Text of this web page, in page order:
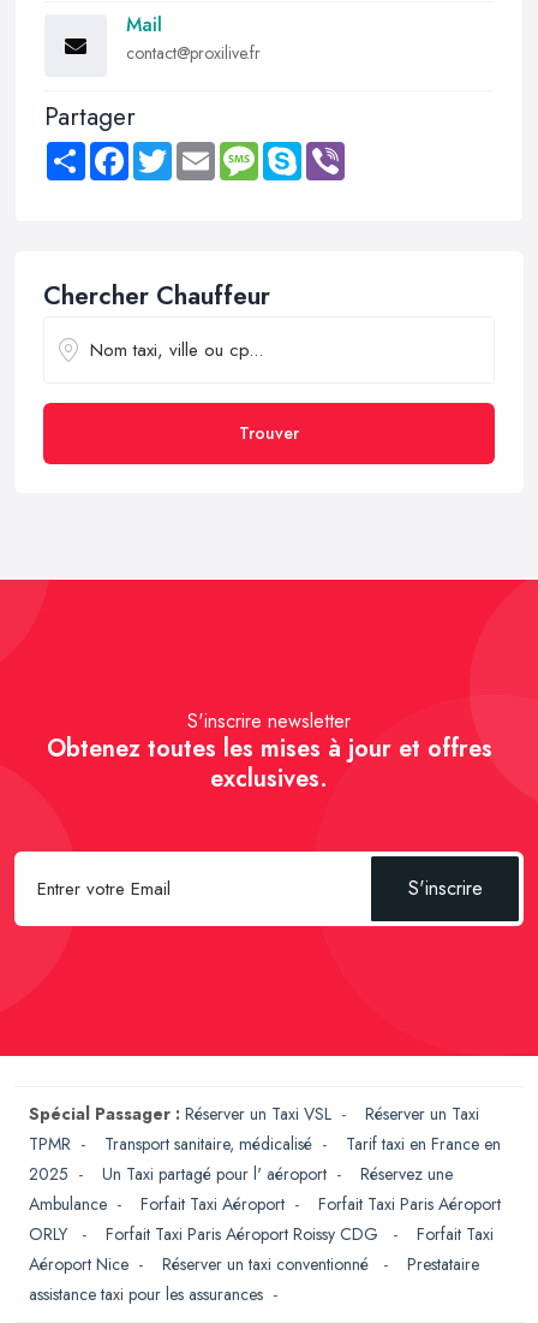
Mail
contact@proxilive.fr
Partager
Share FacebookTwitter Email MessageSkype
Chercher Chauffeur
Trouver
S'inscrire newsletter
Obtenez toutes les mises à jour et offres
exclusives.
S'inscrire
Spécial Passager : Réserver un Taxi VSL - Réserver un Taxi
TPMR - Transport sanitaire, médicalisé - Tarif taxi en France en
2025 - Un Taxi partagé pour l' aéroport - Réservez une
Ambulance - Forfait Taxi Aéroport - Forfait Taxi Paris Aéroport
ORLY
- Forfait Taxi Paris Aéroport Roissy CDG - Forfait Taxi
Aéroport Nice - Réserver un taxi conventionné - Prestataire
assistance taxi pour les assurances -